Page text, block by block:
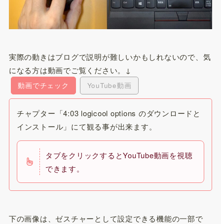
実際の動きはブログで説明が難しいかもしれないので、気
になる方は動画でご覧ください。↓
動画でチェック YouTube動画
チャプター「4:03 logicool options のダウンロードと
インストール」にて観る事が出来ます。
タブをクリックするとYouTube動画を視聴
できます。
下の画像は、ゼスチャーとして設定できる機能の一部で